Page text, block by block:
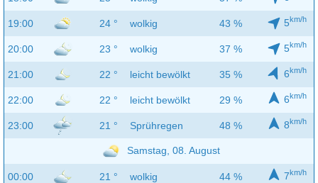
19:00 24 ° wolkig 43 % 5km/h
20:00 23 ° wolkig 37 % 5km/h
21:00 22 ° leicht bewölkt 35 % 6km/h
22:00 22 ° leicht bewölkt 29 % 6km/h
23:00 21 ° Sprühregen 48 % 8km/h
Samstag, 08. August
00:00 21 ° wolkig 44 % 7km/h